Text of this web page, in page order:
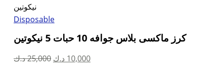
نيكوتين
Disposable
كرز ماكسى بلاس جوافه 10 حبات 5 نيكوتين
25,000د.ك
Original
10,000 د.ك
Current